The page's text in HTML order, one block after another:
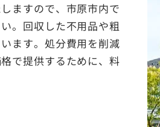
ますので、市原市内で
。回収した不用品や粗
ます。処分費用を削減
で提供するために、料